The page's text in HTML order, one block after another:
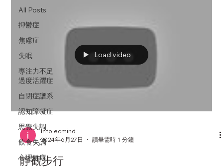
All Posts
抑鬱症
焦慮症
失眠
專注力不足
過度活躍症
自閉症譜系
認知障礙症
思覺失調
飲食失調
心理健康
Load video
info ecmind
2024年6月27日
讀畢需時 1 分鐘
靜觀步行